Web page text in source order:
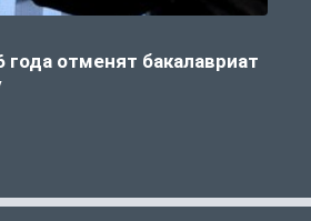
года отменят бакалавриат